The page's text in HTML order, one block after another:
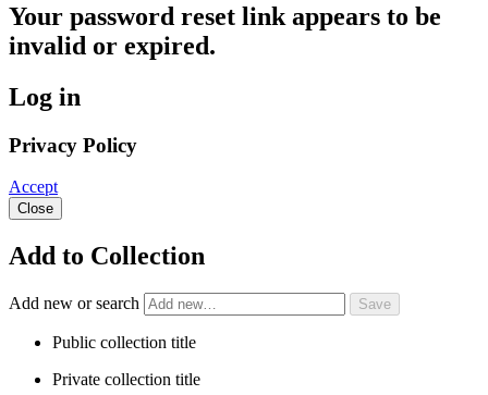
Your password reset link appears to be
invalid or expired.
Log in
Privacy Policy
Accept
Close
Add to Collection
Add new or search
Public collection title
Private collection title